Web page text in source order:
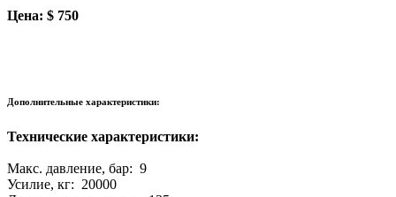
Цена: $ 750
Дополнительные характеристики:
Технические характеристики:
Макс. давление, бар: 9
Усилие, кг: 20000